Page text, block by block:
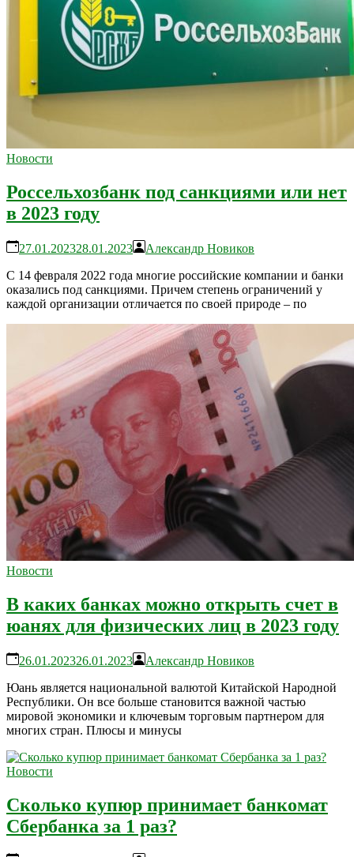
Новости
Россельхозбанк под санкциями или нет
в 2023 году
27.01.202328.01.2023
Александр Новиков
С 14 февраля 2022 года многие российские компании и банки
оказались под санкциями. Причем степень ограничений у
каждой организации отличается по своей природе – по
Новости
В каких банках можно открыть счет в
юанях для физических лиц в 2023 году
26.01.202326.01.2023
Александр Новиков
Юань является национальной валютой Китайской Народной
Республики. Он все больше становится важной частью
мировой экономики и ключевым торговым партнером для
многих стран. Плюсы и минусы
Новости
Сколько купюр принимает банкомат
Сбербанка за 1 раз?